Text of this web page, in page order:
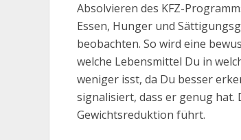
Absolvieren des KFZ-
Essen, Hunger und
beobachten. So wird eine
welche Lebensmittel Du in
weniger isst, da Du besser
signalisiert, dass er genug hat.
Gewichtsreduktion führt.